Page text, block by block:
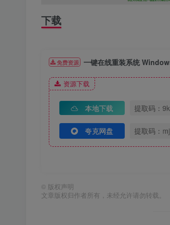
下载
免费资源 一键在线重装系统
资源下载
本地下载 提取码：
夸克网盘 提取码：
© 版权声明
文章版权归作者所有，未经允许请勿转载。